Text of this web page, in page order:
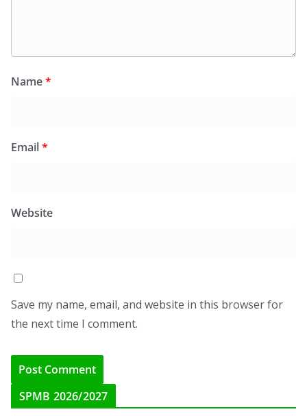
Name*
Email*
Website
Save my name, email, and website in this browser for
the next time I comment.
SPMB 2026/2027